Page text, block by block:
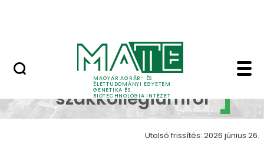
MAGYAR AGRÁR- ÉS
ÉLETTUDOMÁNYI EGYETEM
GENETIKA ÉS
BIOTECHNOLÓGIA INTÉZET
A szakkollégiumról -
A
szakkollégiumról
Utolsó frissítés: 2026 június 26.